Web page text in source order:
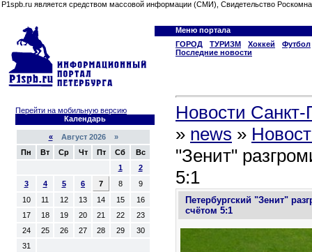
P1spb.ru является средством массовой информации (СМИ), Свидетельство
Меню портала
ГОРОД
ТУРИЗМ Хоккей
Футбол
Последние новости
Перейти на мобильную версию
Календарь
«Август 2026 »
Пн
Вт Ср Чт Пт Сб
Вс
1
2
3
4 5 6 7 8
9
10
11 12 13 14 15
16
17
18 19 20 21 22
23
24
25 26 27 28 29
30
31
Новости Санкт-
» news »
"Зенит"
5:1
Петербургский "Зенит"
счётом 5:1